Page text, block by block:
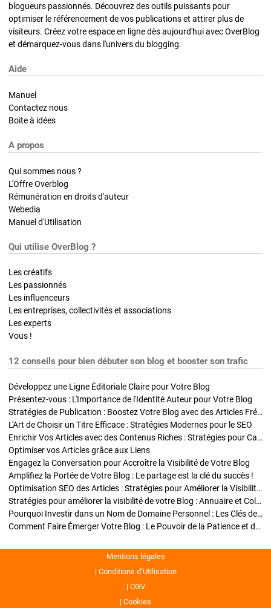
blogueurs passionnés. Découvrez des outils puissants pour
optimiser le référencement de vos publications et attirer plus de
visiteurs. Créez votre espace en ligne dès aujourd'hui avec OverBlog
et démarquez-vous dans l'univers du blogging.
Aide
Manuel
Contactez nous
Boite à idées
A propos
Qui sommes nous ?
L'Offre Overblog
Rémunération en droits d'auteur
Webedia
Manuel d'Utilisation
Qui utilise OverBlog ?
Les créatifs
Les passionnés
Les influenceurs
Les entreprises, collectivités et associations
Les experts
Vous !
12 conseils pour bien débuter son blog et booster son trafic
Développez une Ligne Éditoriale Claire pour Votre Blog
Présentez-vous : L'Importance de l'Identité Auteur pour Votre Blog
Stratégies de Publication : Boostez Votre Blog avec des Articles Fréquents et Exclusifs
L'Art de Choisir un Titre Efficace : Stratégies Modernes pour le SEO
Enrichir Vos Articles avec des Contenus Riches : Stratégies pour Captiver et Optimiser
Optimiser vos Articles grâce aux Liens
Engagez la Conversation pour Accroître la Visibilité de Votre Blog
Amplifiez la Portée de Votre Blog : Le partage est la clé du succès !
Optimisation SEO des Articles : Stratégies pour Améliorer la Visibilité de Votre Blog
Stratégies pour améliorer la visibilité de votre Blog : Annuaire et Collaborations
Pourquoi Investir dans un Nom de Domaine Personnel : Les Clés de la Réussite de Votre Blog
Comment Faire Émerger Votre Blog : Le Pouvoir de la Patience et de la Persévérance
Mentions légales
Conditions d’Utilisation
CGV
Cookies